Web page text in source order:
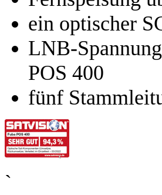
ein optischer
LNB-
POS 400
fünf
`